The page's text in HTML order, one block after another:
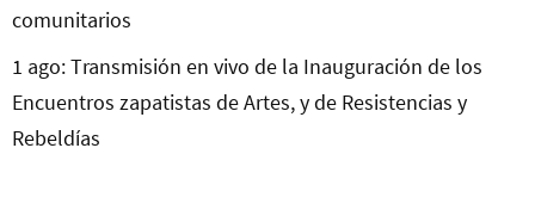
comunitarios
1 ago: Transmisión en vivo de la Inauguración de los
Encuentros zapatistas de Artes, y de Resistencias y
Rebeldías